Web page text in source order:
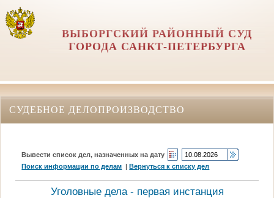
ВЫБОРГСКИЙ РАЙОННЫЙ СУД
ГОРОДА САНКТ-ПЕТЕРБУРГА
СУДЕБНОЕ ДЕЛОПРОИЗВОДСТВО
Вывести список дел, назначенных на дату
Поиск информации по делам |Вернуться к списку дел
Уголовные дела - первая инстанция